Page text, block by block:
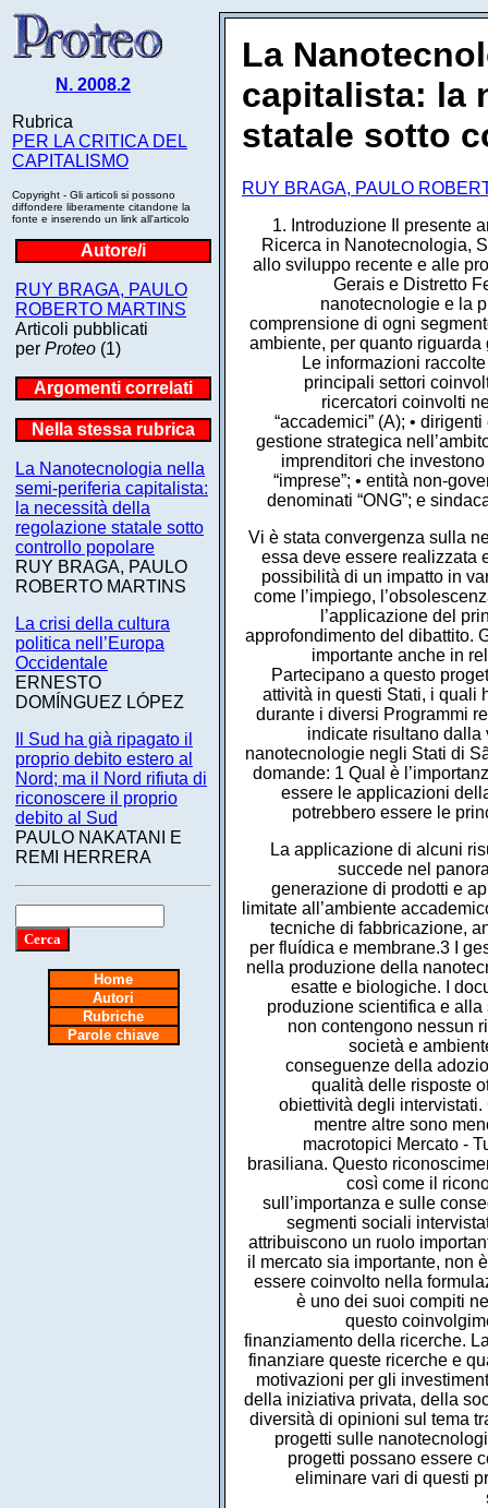
N. 2008.2
Rubrica
PER LA CRITICA DEL
CAPITALISMO
Copyright - Gli articoli si possono
diffondere liberamente citandone la
fonte e inserendo un link all'articolo
Autore/i
RUY BRAGA, PAULO
ROBERTO MARTINS
Articoli pubblicati
per Proteo (1)
Argomenti correlati
Nella stessa rubrica
La Nanotecnologia nella
semi-periferia capitalista:
la necessità della
regolazione statale sotto
controllo popolare
RUY BRAGA, PAULO
ROBERTO MARTINS
La crisi della cultura
politica nell’Europa
Occidentale
ERNESTO
DOMÍNGUEZ LÓPEZ
Il Sud ha già ripagato il
proprio debito estero al
Nord; ma il Nord rifiuta di
riconoscere il proprio
debito al Sud
PAULO NAKATANI E
REMI HERRERA
Home
Autori
Rubriche
Parole chiave
La
capitalista: la
statale sotto
RUY BRAGA, PAULO
1. Introduzione Il presente
Ricerca in Nanotecnologia,
allo sviluppo recente e alle
Gerais e Distretto
nanotecnologie e la
comprensione di ogni
ambiente, per quanto
Le informazioni
principali settori
ricercatori coinvolti
“accademici” (A); •
gestione strategica
imprenditori che
“imprese”; • entità non-
denominati “ONG”; e
Vi è stata convergenza sulla
essa deve essere realizzata
possibilità di un impatto in
come l’impiego,
l’applicazione del
approfondimento del dibattito.
importante anche in
Partecipano a questo
attività in questi Stati, i quali
durante i diversi Programmi
indicate risultano
nanotecnologie negli Stati di
domande: 1 Qual è
essere le applicazioni
potrebbero essere le
La applicazione di alcuni
succede nel
generazione di prodotti e
limitate all’ambiente
tecniche di fabbricazione,
per fluídica e membrane.3 I
nella produzione della
esatte e biologiche. I
produzione scientifica e
non contengono nessun
società e
conseguenze della
qualità delle risposte
obiettività degli
mentre altre sono
macrotopici Mercato -
brasiliana. Questo
così come il
sull’importanza e sulle
segmenti sociali
attribuiscono un ruolo
il mercato sia importante, non
essere coinvolto nella
è uno dei suoi compiti
questo
finanziamento della ricerche.
finanziare queste ricerche e
motivazioni per gli
della iniziativa privata, della
diversità di opinioni sul tema
progetti sulle
progetti possano essere
eliminare vari di questi